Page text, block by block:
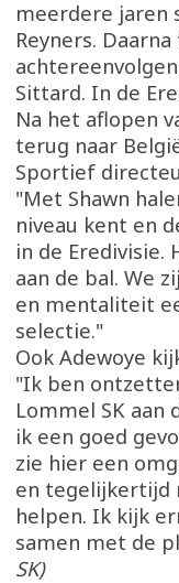
meerdere jaren
Reyners.
Sittard. In de
Na het aflopen
terug naar
Sportief
"Met Shawn
niveau kent en
in de
aan de bal. We
en mentaliteit
selectie."
Ook Adewoye
"Ik ben
Lommel SK aan
ik een goed
zie hier een
en tegelijkertijd
helpen. Ik kijk
samen met de
SK)